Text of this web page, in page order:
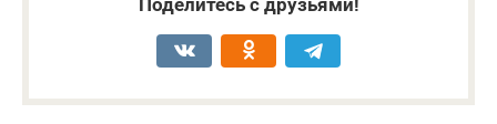
Поделитесь с друзьями!